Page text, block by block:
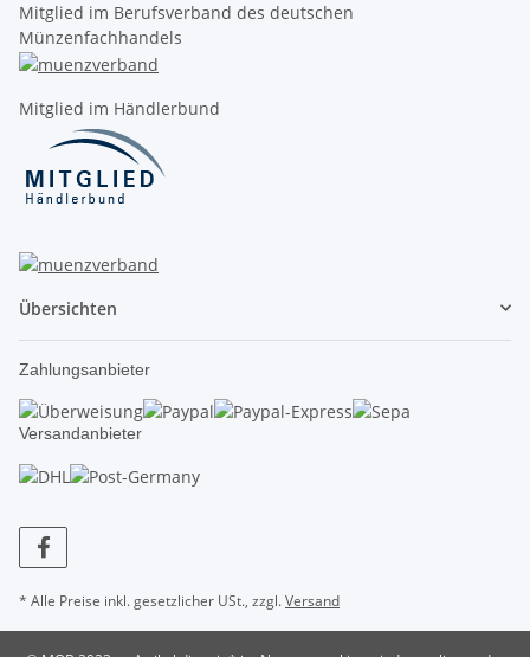
Mitglied im Berufsverband des deutschen
Münzenfachhandels
Mitglied im Händlerbund
Übersichten
Zahlungsanbieter
Versandanbieter
* Alle Preise inkl. gesetzlicher USt., zzgl.Versand